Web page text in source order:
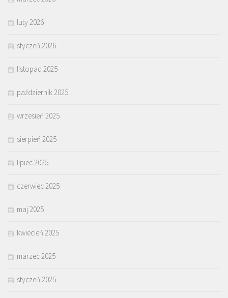
luty 2026
styczeń 2026
listopad 2025
październik 2025
wrzesień 2025
sierpień 2025
lipiec 2025
czerwiec 2025
maj 2025
kwiecień 2025
marzec 2025
styczeń 2025